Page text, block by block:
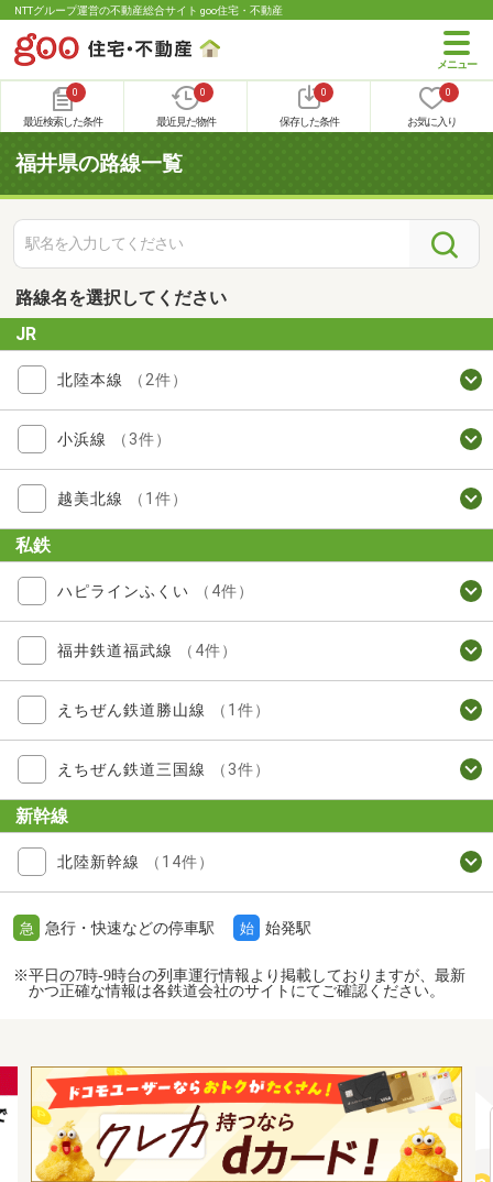
NTTグループ運営の不動産総合サイト goo住宅・不動産
0
最近検索した条件
0
最近見た物件
0
保存した条件
0
お気に入り
福井県の路線一覧
路線名を選択してください
JR
北陸本線 （2件）
小浜線 （3件）
越美北線 （1件）
私鉄
ハピラインふくい （4件）
福井鉄道福武線 （4件）
えちぜん鉄道勝山線 （1件）
えちぜん鉄道三国線 （3件）
新幹線
北陸新幹線 （14件）
急 急行・快速などの停車駅 始 始発駅
※平日の7時-9時台の列車運行情報より掲載しておりますが、最新
かつ正確な情報は各鉄道会社のサイトにてご確認ください。